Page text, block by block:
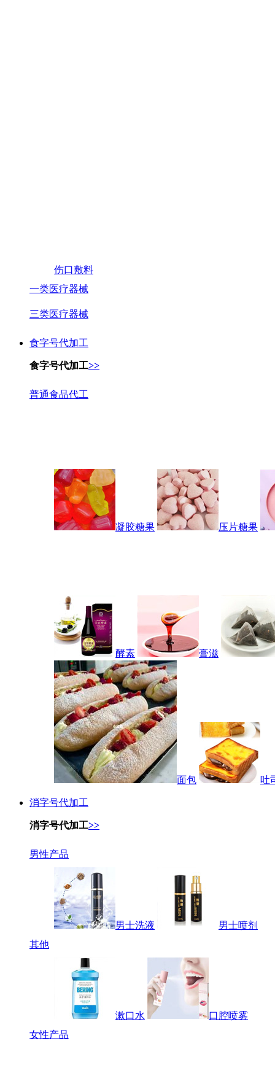
伤口敷料
一类医疗器械
三类医疗器械
食字号代加工
食字号代加工>>
普通食品代工
凝胶糖果 压片糖果
酵素 膏滋
面包 吐
消字号代加工
消字号代加工>>
男性产品
男士洗液
男士喷剂
其他
漱口水
口腔喷雾
女性产品